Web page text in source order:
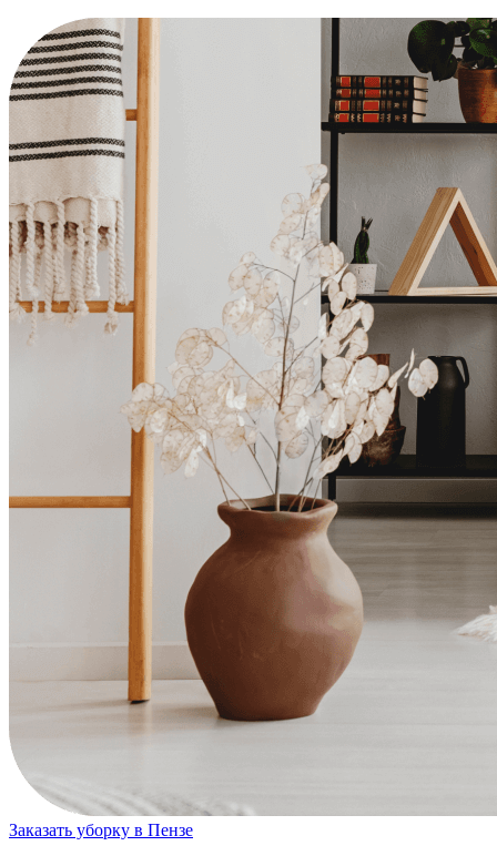
Заказать уборку в Пензе